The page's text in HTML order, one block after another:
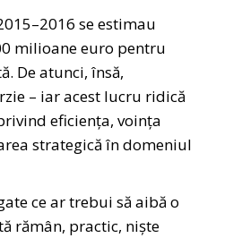
se estimau
milioane euro pentru
De atunci, însă,
– iar acest lucru ridică
eficienţa, voinţa
strategică în domeniul
ce ar trebui să aibă o
rămân, practic, niște